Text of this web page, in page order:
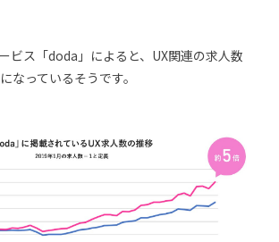
ビス「doda」によると、UX関連の求人数
なっているそうです。